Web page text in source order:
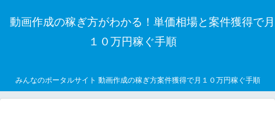
動画作成の稼ぎ方がわかる！単価相場と案件獲得で月
１０万円稼ぐ手順
みんなのポータルサイト 動画作成の稼ぎ方案件獲得で月１０万円稼ぐ手順